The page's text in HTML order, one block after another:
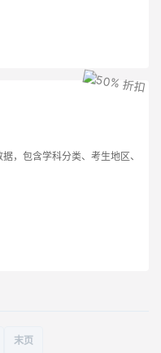
，包含学科分类、考生地区、
末页